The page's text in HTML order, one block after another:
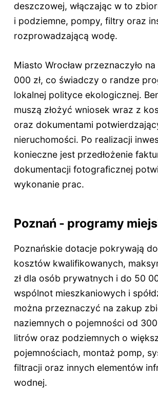
deszczowej, włączając w to
i podziemne, pompy, filtry oraz
rozprowadzającą wodę.
Miasto Wrocław przeznaczyło
000 zł, co świadczy o randze
lokalnej polityce ekologicznej.
muszą złożyć wniosek wraz z
oraz dokumentami
nieruchomości. Po realizacji
konieczne jest przedłożenie
dokumentacji fotograficznej
wykonanie prac.
Poznań - programy
Poznańskie dotacje pokrywają
kosztów kwalifikowanych,
zł dla osób prywatnych i do 50
wspólnot mieszkaniowych i
można przeznaczyć na zakup
naziemnych o pojemności od
litrów oraz podziemnych o
pojemnościach, montaż pomp,
filtracji oraz innych elementów
wodnej.